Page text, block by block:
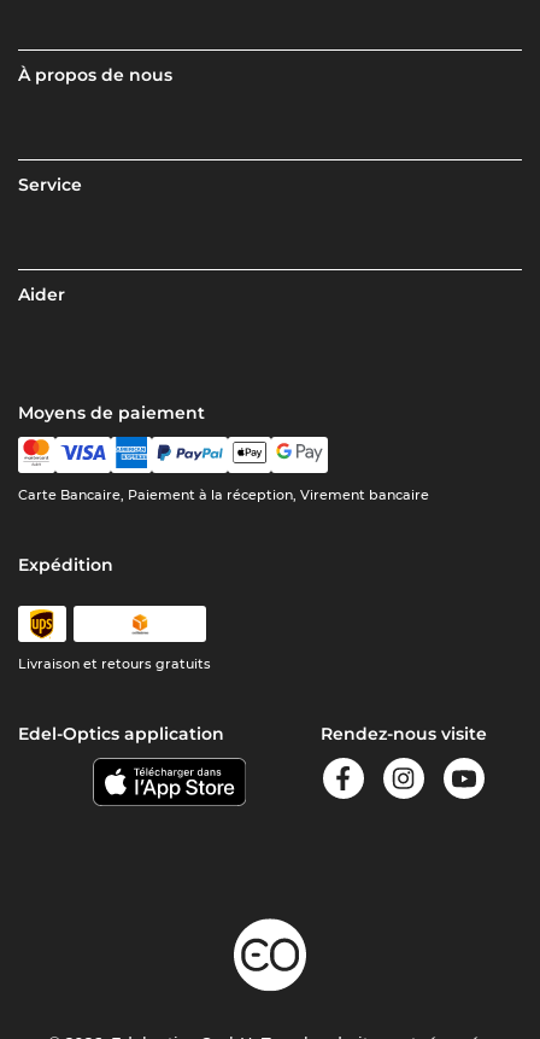
À propos de nous
Service
Aider
Moyens de paiement
Carte Bancaire, Paiement à la réception, Virement bancaire
Expédition
Livraison et retours gratuits
Edel-Optics application Rendez-nous visite